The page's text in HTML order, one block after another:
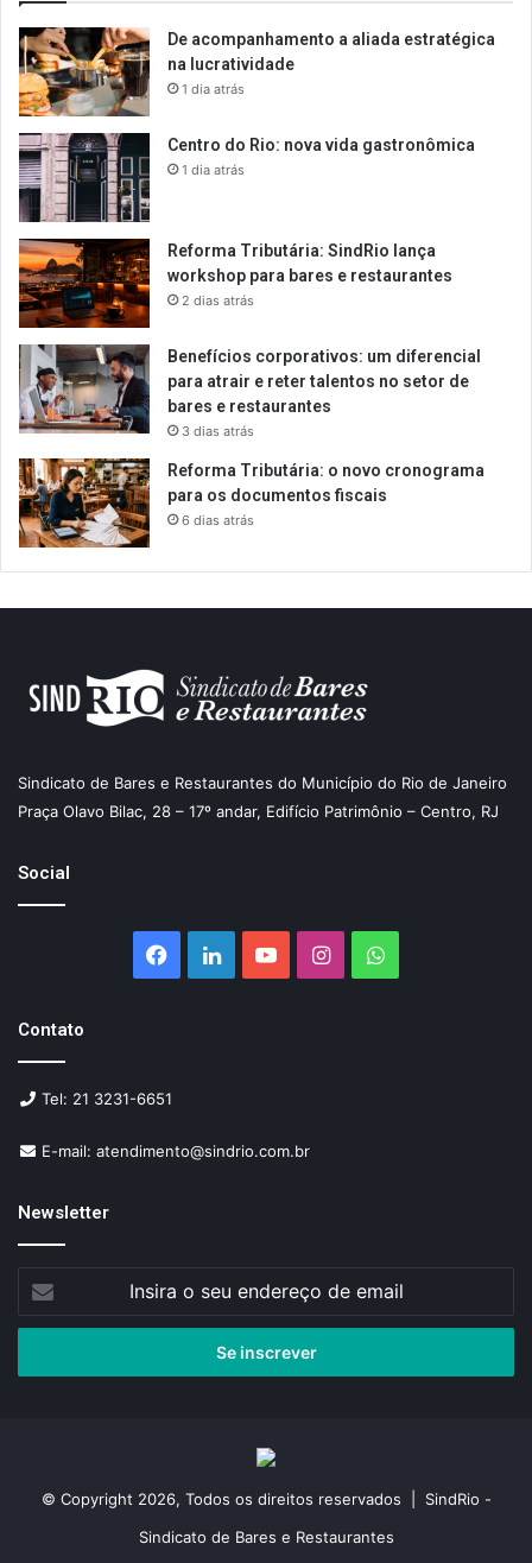
De acompanhamento a aliada estratégica
na lucratividade
1 dia atrás
Centro do Rio: nova vida gastronômica
1 dia atrás
Reforma Tributária: SindRio lança
workshop para bares e restaurantes
2 dias atrás
Benefícios corporativos: um diferencial
para atrair e reter talentos no setor de
bares e restaurantes
3 dias atrás
Reforma Tributária: o novo cronograma
para os documentos fiscais
6 dias atrás
Sindicato de Bares e Restaurantes do Município do Rio de Janeiro
Praça Olavo Bilac, 28 – 17º andar, Edifício Patrimônio – Centro, RJ
Social
Facebook
LinkedinYouTubeInstagramWhatsApp
Contato
Tel: 21 3231-6651
E-mail: atendimento@sindrio.com.br
Newsletter
seu
de
© Copyright 2026, Todos os direitos reservados | SindRio -
Sindicato de Bares e Restaurantes